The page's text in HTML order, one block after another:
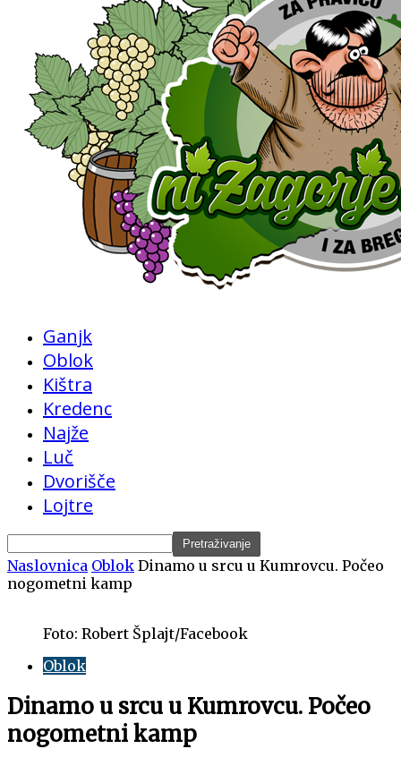
Ganjk
Oblok
Kištra
Kredenc
Najže
Luč
Dvorišče
Lojtre
Naslovnica Oblok Dinamo u srcu u Kumrovcu. Počeo
nogometni kamp
Foto: Robert Šplajt/Facebook
Oblok
Dinamo u srcu u Kumrovcu. Počeo
nogometni kamp